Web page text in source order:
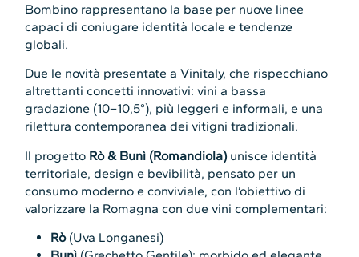
Bombino rappresentano la base per nuove linee
capaci di coniugare identità locale e tendenze
globali.
Due le novità presentate a Vinitaly, che rispecchiano
altrettanti concetti innovativi: vini a bassa
gradazione (10–10,5°), più leggeri e informali, e una
rilettura contemporanea dei vitigni tradizionali.
Il progetto Rò & Bunì (Romandiola)unisce identità
territoriale, design e bevibilità, pensato per un
consumo moderno e conviviale, con l’obiettivo di
valorizzare la Romagna con due vini complementari:
Rò(Uva Longanesi)